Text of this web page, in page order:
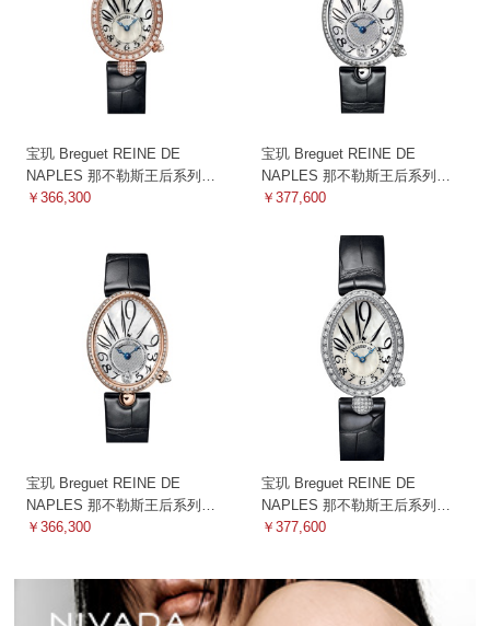
宝玑 Breguet REINE DE
NAPLES 那不勒斯王后系列
8928BR/5W/944/DD0D3L 机械
￥366,300
宝玑 Breguet REINE DE
NAPLES 那不勒斯王后系列
8918BB/58/964/D00D 3L 机械
￥377,600
宝玑 Breguet REINE DE
NAPLES 那不勒斯王后系列
8918BR/58/964/D00D3L 机械
￥366,300
宝玑 Breguet REINE DE
NAPLES 那不勒斯王后系列
8928BB5W944DD0D3L 机械
￥377,600